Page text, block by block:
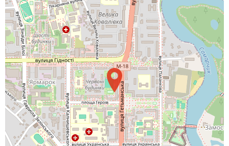
Отзывы
Депозиты
Депозиты юр. лиц
Кредити для бізнеса
Кредиты
Интернет-банкинг